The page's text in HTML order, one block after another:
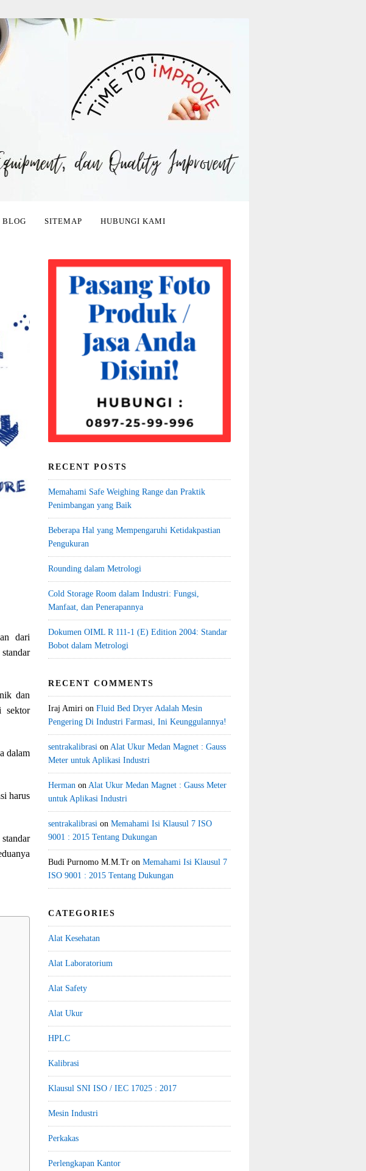
BLOG SITEMAP HUBUNGI KAMI
dari
dan
sektor
dalam
harus
RECENT POSTS
Memahami Safe Weighing Range dan Praktik
Penimbangan yang Baik
Beberapa Hal yang Mempengaruhi Ketidakpastian
Pengukuran
Rounding dalam Metrologi
Cold Storage Room dalam Industri: Fungsi,
Manfaat, dan Penerapannya
Dokumen OIML R 111-1 (E) Edition 2004: Standar
Bobot dalam Metrologi
RECENT COMMENTS
Iraj Amiri on Fluid Bed Dryer Adalah Mesin
Pengering Di Industri Farmasi, Ini Keunggulannya!
sentrakalibrasi on Alat Ukur Medan Magnet : Gauss
Meter untuk Aplikasi Industri
Herman on Alat Ukur Medan Magnet : Gauss Meter
untuk Aplikasi Industri
sentrakalibrasi on Memahami Isi Klausul 7 ISO
9001 : 2015 Tentang Dukungan
Budi Purnomo M.M.Tr on Memahami Isi Klausul 7
ISO 9001 : 2015 Tentang Dukungan
CATEGORIES
Alat Kesehatan
Alat Laboratorium
Alat Safety
Alat Ukur
HPLC
Kalibrasi
Klausul SNI ISO / IEC 17025 : 2017
Mesin Industri
Perkakas
Perlengkapan Kantor